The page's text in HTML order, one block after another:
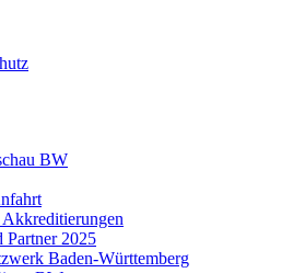
BW
Akkreditierungen
Partner 2025
­Baden-Württemberg